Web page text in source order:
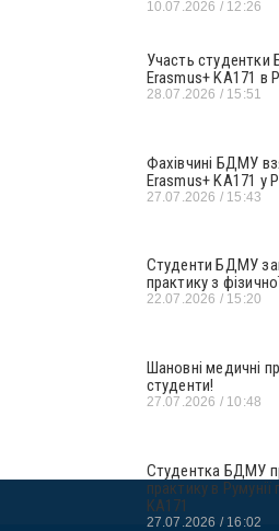
10.07.2026 12:26
Участь студентки
Erasmus+ KA171 в
28.07.2026 15:51
Фахівчині БДМУ
Erasmus+ KA171 у
27.07.2026 15:43
Студенти БДМУ
практику з
22.07.2026 15:20
Шановні медичні
студенти!
27.07.2026 10:48
Студентка БДМУ
практику в
KA171
27.07.2026 16:02